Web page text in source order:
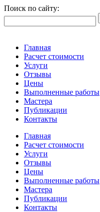
Поиск по сайту:
Главная
Расчет стоимости
Услуги
Отзывы
Цены
Выполненные работы
Мастера
Публикации
Контакты
Главная
Расчет стоимости
Услуги
Отзывы
Цены
Выполненные работы
Мастера
Публикации
Контакты